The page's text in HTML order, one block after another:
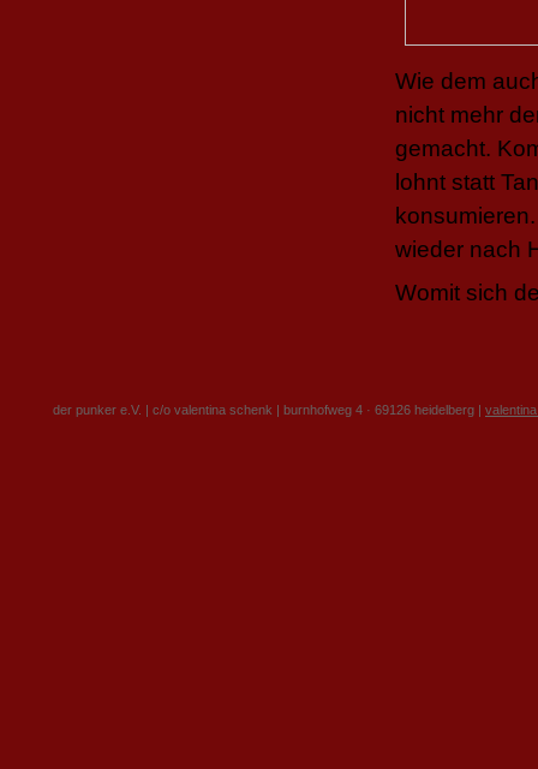
Wie dem
nicht mehr
gemacht.
lohnt statt
wieder nach
Womit sich
der punker e.V. | c/o valentina schenk | burnhofweg 4 · 69126 heidelberg |